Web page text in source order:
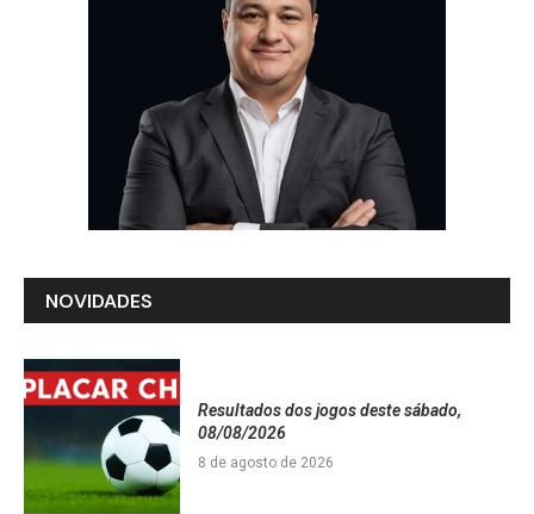
NOVIDADES
Resultados dos jogos deste sábado,
08/08/2026
8 de agosto de 2026